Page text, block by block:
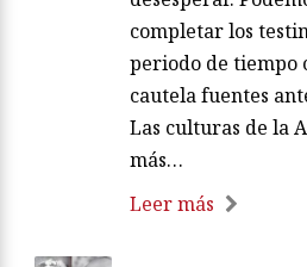
completar los
periodo de tiempo
cautela fuentes
Las culturas de la
más…
Leer más